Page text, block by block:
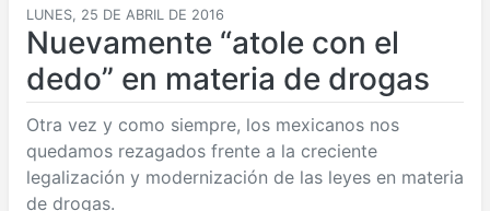
LUNES, 25 DE ABRIL DE 2016
Nuevamente “atole con el
dedo” en materia de drogas
Otra vez y como siempre, los mexicanos nos
quedamos rezagados frente a la creciente
legalización y modernización de las leyes en materia
de drogas.